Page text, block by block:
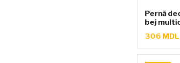
Pernă
bej
306 MDL